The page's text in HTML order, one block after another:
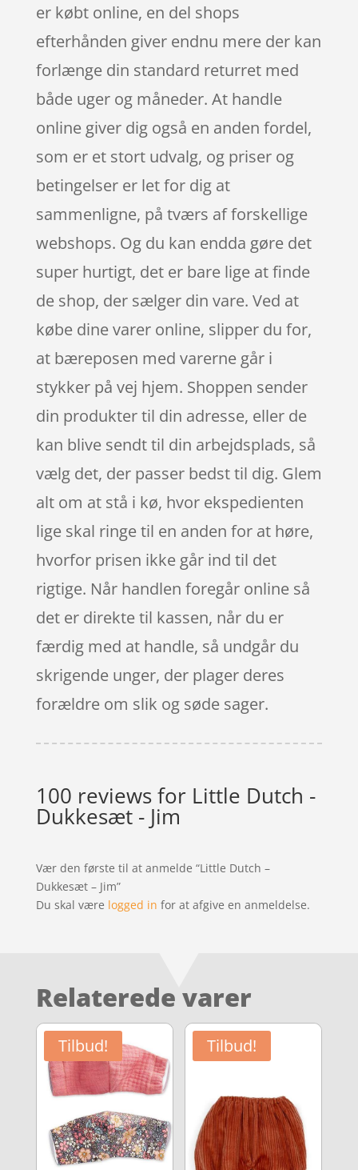
er købt online, en del shops
efterhånden giver endnu mere der kan
forlænge din standard returret med
både uger og måneder. At handle
online giver dig også en anden fordel,
som er et stort udvalg, og priser og
betingelser er let for dig at
sammenligne, på tværs af forskellige
webshops. Og du kan endda gøre det
super hurtigt, det er bare lige at finde
de shop, der sælger din vare. Ved at
købe dine varer online, slipper du for,
at bæreposen med varerne går i
stykker på vej hjem. Shoppen sender
din produkter til din adresse, eller de
kan blive sendt til din arbejdsplads, så
vælg det, der passer bedst til dig. Glem
alt om at stå i kø, hvor ekspedienten
lige skal ringe til en anden for at høre,
hvorfor prisen ikke går ind til det
rigtige. Når handlen foregår online så
det er direkte til kassen, når du er
færdig med at handle, så undgår du
skrigende unger, der plager deres
forældre om slik og søde sager.
100 reviews for Little Dutch -
Dukkesæt - Jim
Vær den første til at anmelde “Little Dutch –
Dukkesæt – Jim”
Du skal være logged in for at afgive en anmeldelse.
Relaterede varer
Tilbud! Tilbud!